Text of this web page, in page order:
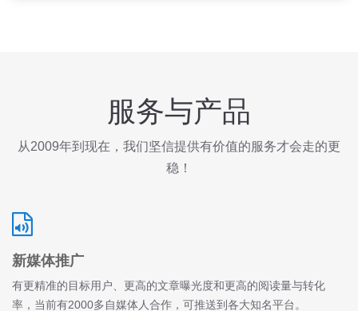
服务与产品
从2009年到现在，我们坚信提供有价值的服务才会走的更
稳！
新媒体推广
有更精准的目标用户、更高的文章曝光度和更高的阅读量与转化
率，当前有2000多自媒体人合作，可推送到各大知名平台。